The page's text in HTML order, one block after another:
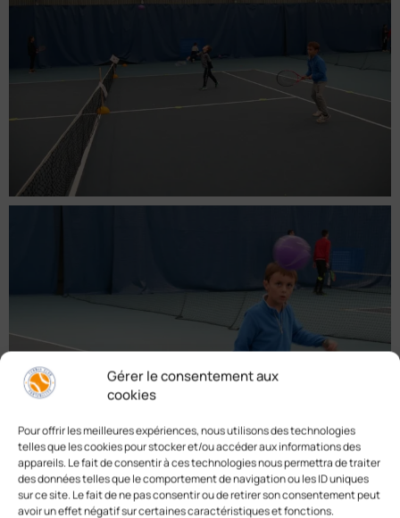
Gérer le consentement aux
cookies
Pour offrir les meilleures expériences, nous utilisons des technologies
telles que les cookies pour stocker et/ou accéder aux informations des
appareils. Le fait de consentir à ces technologies nous permettra de traiter
des données telles que le comportement de navigation ou les ID uniques
sur ce site. Le fait de ne pas consentir ou de retirer son consentement peut
avoir un effet négatif sur certaines caractéristiques et fonctions.